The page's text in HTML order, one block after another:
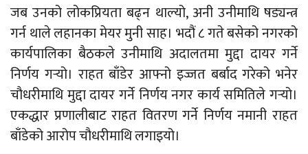
जब उनको लोकप्रियता बढ्न थाल्यो, अनी उनीमाथि षड्यन्त्र
गर्न थाले लहानका मेयर मुनी साह। भदौं ८ गते बसेको नगरको
कार्यपालिका बैठकले उनीमाथि अदालतमा मुद्दा दायर गर्ने
निर्णय गर्‍यो। राहत बाँडेर आफ्नो इज्जत बर्बाद गरेको भनेर
चौधरीमाथि मुद्दा दायर गर्ने निर्णय नगर कार्य समितिले गर्‍यो।
एकद्धार प्रणालीबाट राहत वितरण गर्ने निर्णय नमानी राहत
बाँडेको आरोप चौधरीमाथि लगाइयो।